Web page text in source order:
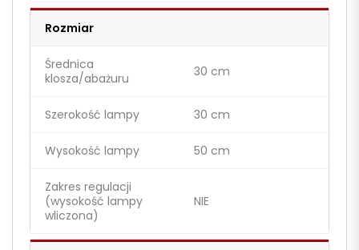
Rozmiar
Średnica
klosza/abażuru
30 cm
Szerokość lampy 30 cm
Wysokość lampy 50 cm
Zakres regulacji
(wysokość lampy
wliczona)
NIE